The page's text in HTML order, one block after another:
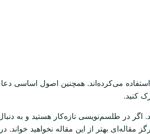
می‌کرده‌اند. همچنین اصول اساسی
کنید.
در طلسم‌نویسی تازه‌کار هستید و به
بهتر از این مقاله نخواهید خواند. در